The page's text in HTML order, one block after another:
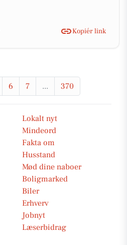
Kopiér link
6 7 ... 370
Lokalt nyt
Mindeord
Fakta om
Husstand
Mød dine naboer
Boligmarked
Biler
Erhverv
Jobnyt
Læserbidrag